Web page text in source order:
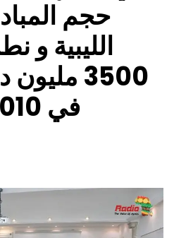
حجم
الليبية و
3500
في 2010 بين البلدين